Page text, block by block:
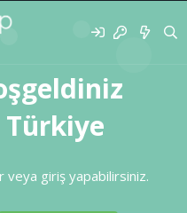
Türkiye
veya giriş yapabilirsiniz.